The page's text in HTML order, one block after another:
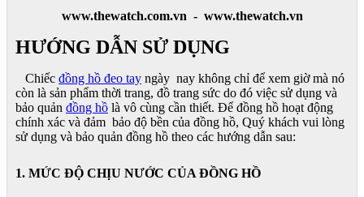
www.thewatch.com.vn - www.thewatch.vn
HƯỚNG DẪN SỬ DỤNG
Chiếc đồng hồ đeo tay ngày nay không chỉ để xem giờ mà nó
còn là sản phẩm thời trang, đồ trang sức do đó việc sử dụng và
bảo quản đồng hồ là vô cùng cần thiết. Để đồng hồ hoạt động
chính xác và đảm bảo độ bền của đồng hồ, Quý khách vui lòng
sử dụng và bảo quản đồng hồ theo các hướng dẫn sau:
1. MỨC ĐỘ CHỊU NƯỚC CỦA ĐỒNG HỒ